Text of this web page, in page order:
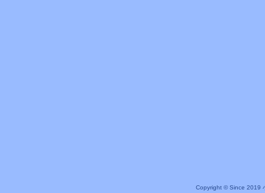
Copyright © Since 2019